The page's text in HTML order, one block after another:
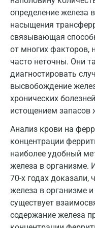
определение железа
насыщения
связывающая
от многих факторов,
часто неточны. Они
диагностировать
высвобождение
хронических
истощением запасов
Анализ крови на
концентрации
наиболее удобный
железа в организме.
70-х годах
железа в организме
существует
содержание железа
Дзержинский
Дмитров
Долгопрудный
Домодедово
Екатеринбург
Жуковский
Звенигород
Зеленоград
Иваново
Ивантеевка
Ижевск